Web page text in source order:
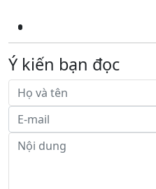
Ý kiến bạn đọc